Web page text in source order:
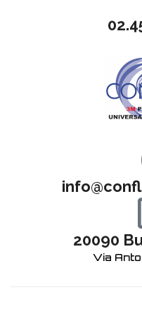
20090
Via